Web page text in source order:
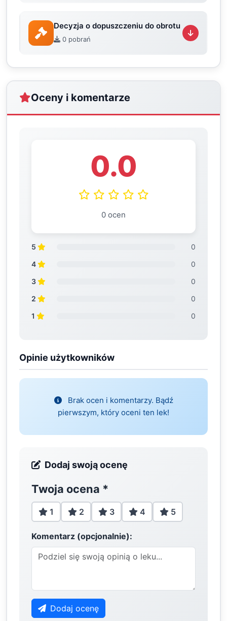
Decyzja o dopuszczeniu do obrotu
0 pobrań
Oceny i komentarze
0.0
0 ocen
5
0
4
0
3
0
2
0
1
0
Opinie użytkowników
Brak ocen i komentarzy. Bądź
pierwszym, który oceni ten lek!
Dodaj swoją ocenę
Twoja ocena *
1 2 3 4 5
Komentarz (opcjonalnie):
Dodaj ocenę